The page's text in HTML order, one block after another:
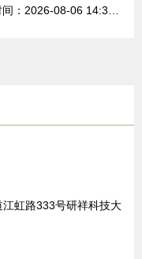
虹路333号研祥科技大